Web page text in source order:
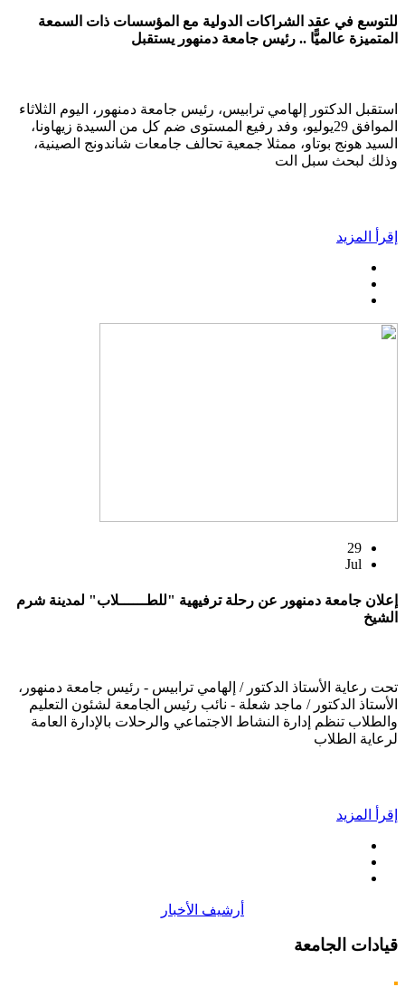
للتوسع في عقد الشراكات الدولية مع المؤسسات ذات السمعة
المتميزة عالميًّا .. رئيس جامعة دمنهور يستقبل
استقبل الدكتور إلهامي ترابيس، رئيس جامعة دمنهور، اليوم الثلاثاء
الموافق 29يوليو، وفد رفيع المستوى ضم كل من السيدة زيهاونا،
السيد هونج بوتاو، ممثلا جمعية تحالف جامعات شاندونج الصينية،
وذلك لبحث سبل الت
إقرأ المزيد
29
Jul
إعلان جامعة دمنهور عن رحلة ترفيهية "للطــــــلاب" لمدينة شرم
الشيخ
تحت رعاية الأستاذ الدكتور / إلهامي ترابيس - رئيس جامعة دمنهور،
الأستاذ الدكتور / ماجد شعلة - نائب رئيس الجامعة لشئون التعليم
والطلاب تنظم إدارة النشاط الاجتماعي والرحلات بالإدارة العامة
لرعاية الطلاب
إقرأ المزيد
أرشيف الأخبار
قيادات الجامعة